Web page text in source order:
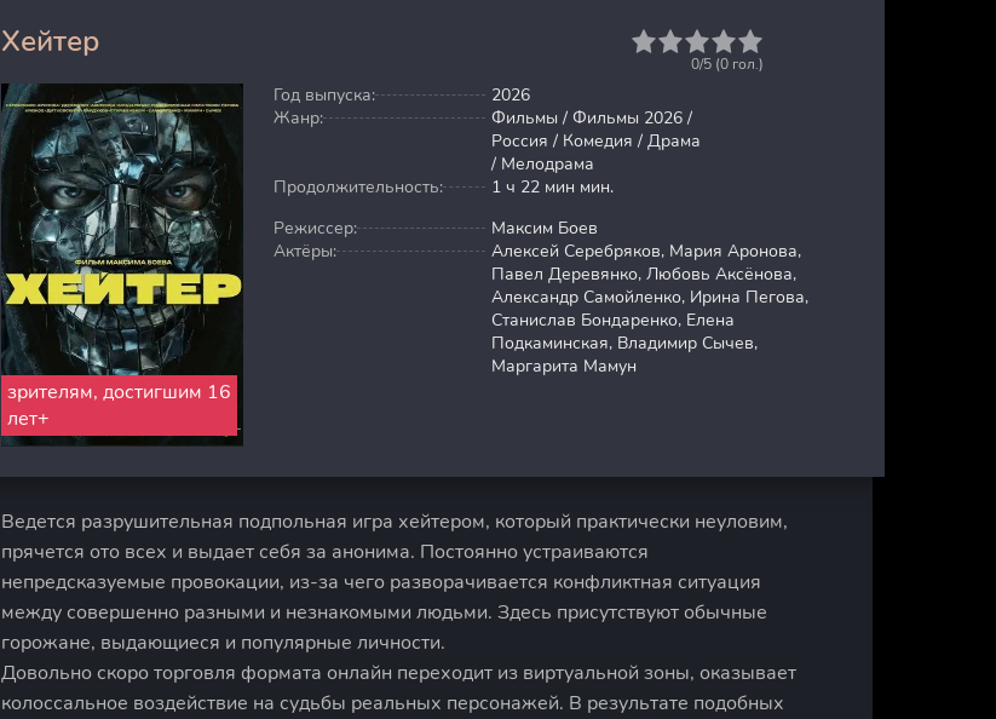
Хейтер
0/5 (0 гол.)
зрителям, достигшим 16
лет+
Год выпуска:
2026
Жанр:
Фильмы / Фильмы 2026 /
Россия / Комедия / Драма
/ Мелодрама
Продолжительность:
1 ч 22 мин мин.
Режиссер:
Максим Боев
Актёры:
Алексей Серебряков, Мария Аронова,
Павел Деревянко, Любовь Аксёнова,
Александр Самойленко, Ирина Пегова,
Станислав Бондаренко, Елена
Подкаминская, Владимир Сычев,
Маргарита Мамун
Ведется разрушительная подпольная игра хейтером, который практически неуловим,
прячется ото всех и выдает себя за анонима. Постоянно устраиваются
непредсказуемые провокации, из-за чего разворачивается конфликтная ситуация
между совершенно разными и незнакомыми людьми. Здесь присутствуют обычные
горожане, выдающиеся и популярные личности.
Довольно скоро торговля формата онлайн переходит из виртуальной зоны, оказывает
колоссальное воздействие на судьбы реальных персонажей. В результате подобных